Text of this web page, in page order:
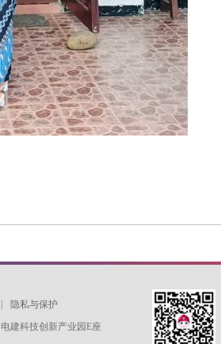
隐私与保护
建科技创新产业园E座